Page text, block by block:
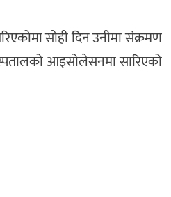
सोही दिन उनीमा संक्रमण
आइसोलेसनमा सारिएको